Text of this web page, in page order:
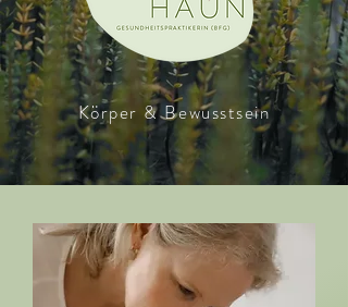
Körper & Bewusstsein